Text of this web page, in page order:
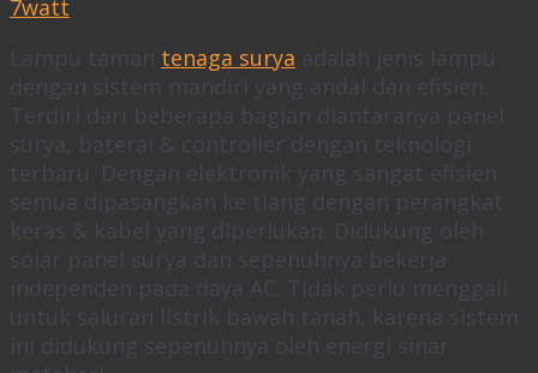
Lampu taman tenaga surya adalah jenis lampu
dengan sistem mandiri yang andal dan efisien.
Terdiri dari beberapa bagian diantaranya panel
surya, baterai & controller dengan teknologi
terbaru. Dengan elektronik yang sangat efisien
semua dipasangkan ke tiang dengan perangkat
keras & kabel yang diperlukan. Didukung oleh
solar panel surya dan sepenuhnya bekerja
independen pada daya AC. Tidak perlu menggali
untuk saluran listrik bawah tanah, karena sistem
ini didukung sepenuhnya oleh energi sinar